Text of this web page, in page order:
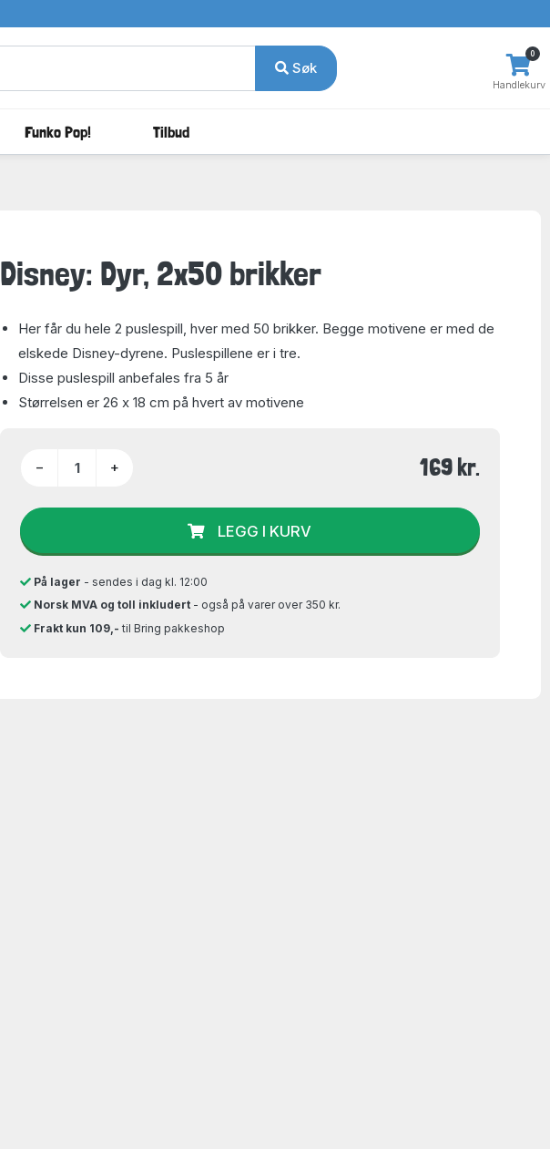
Søk
Handlekurv
0
Funko Pop! Tilbud
Disney: Dyr, 2x50 brikker
Her får du hele 2 puslespill, hver med 50 brikker. Begge motivene er med de
elskede Disney-dyrene. Puslespillene er i tre.
Disse puslespill anbefales fra 5 år
Størrelsen er 26 x 18 cm på hvert av motivene
− + 169 kr.
LEGG I KURV
På lager - sendes i dag kl. 12:00
Norsk MVA og toll inkludert - også på varer over 350 kr.
Frakt kun 109,- til Bring pakkeshop